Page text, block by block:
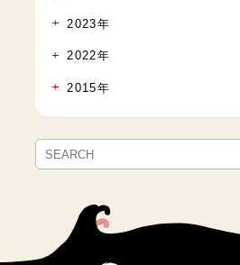
2023年
2022年
2015年